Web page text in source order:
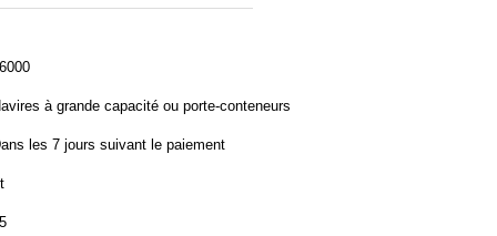
à grande capacité ou porte-conteneurs
les 7 jours suivant le paiement